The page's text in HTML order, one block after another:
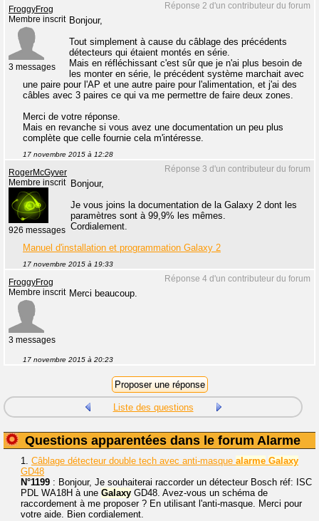
Réponse 2 d'un contributeur du forum
FroggyFrog
Membre inscrit
3 messages
Bonjour,
Tout simplement à cause du câblage des précédents
détecteurs qui étaient montés en série.
Mais en réfléchissant c'est sûr que je n'ai plus besoin de
les monter en série, le précédent système marchait avec
une paire pour l'AP et une autre paire pour l'alimentation, et j'ai des
câbles avec 3 paires ce qui va me permettre de faire deux zones.
Merci de votre réponse.
Mais en revanche si vous avez une documentation un peu plus
complète que celle fournie cela m'intéresse.
17 novembre 2015 à 12:28
Réponse 3 d'un contributeur du forum
RogerMcGyver
Membre inscrit
926 messages
Bonjour,
Je vous joins la documentation de la Galaxy 2 dont les
paramètres sont à 99,9% les mêmes.
Cordialement.
Manuel d'installation et programmation Galaxy 2
17 novembre 2015 à 19:33
Réponse 4 d'un contributeur du forum
FroggyFrog
Membre inscrit
3 messages
Merci beaucoup.
17 novembre 2015 à 20:23
Liste des questions
Questions apparentées dans le forum Alarme
1. Câblage détecteur double tech avec anti-masque alarme Galaxy
GD48
N°1199 : Bonjour, Je souhaiterai raccorder un détecteur Bosch réf: ISC
PDL WA18H à une Galaxy GD48. Avez-vous un schéma de
raccordement à me proposer ? En utilisant l'anti-masque. Merci pour
votre aide. Bien cordialement.